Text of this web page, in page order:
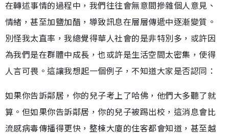
在轉述事情的過程中，我們往往會無意間摻雜個人意見、
情緒，甚至加鹽加醋，導致訊息在層層傳遞中逐漸變質。
別怪我太直率，我總覺得華人社會的是非特別多，或許因
為我們是在群體中成長，也或許是生活空間太密集，使得
人言可畏。這讓我想起一個例子，不知道大家是否認同：
如果你告訴鄰居，你的兒子考上了哈佛，他們大多聽了就
算。但如果你告訴鄰居，你的兒子被踢出校，這消息會比
流感病毒傳播得更快，整棟大廈的住客都會知道，甚至越